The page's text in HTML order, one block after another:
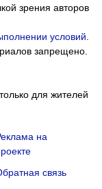
зрения авторов
условий
запрещено.
для жителей
на
связь